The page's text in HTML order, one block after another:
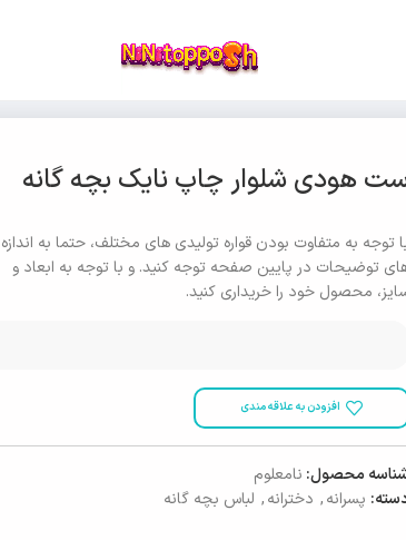
هودی شلوار چاپ نایک بچه گانه
توجه به متفاوت بودن قواره تولیدی های مختلف، حتما به اندازه
توضیحات در پایین صفحه توجه کنید. و با توجه به ابعاد و
محصول خود را خریداری کنید.
افزودن به علاقه مندی
محصول: نامعلوم
پسرانه, دخترانه, لباس بچه گانه